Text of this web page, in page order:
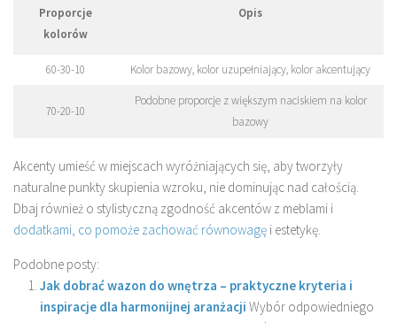
Proporcje
kolorów
Opis
60-30-10 Kolor bazowy, kolor uzupełniający, kolor akcentujący
70-20-10
Podobne proporcje z większym naciskiem na kolor
bazowy
Akcenty umieść w miejscach wyróżniających się, aby tworzyły
naturalne punkty skupienia wzroku, nie dominując nad całością.
Dbaj również o stylistyczną zgodność akcentów z meblami i
dodatkami, co pomoże zachować równowagę i estetykę.
Podobne posty:
Jak dobrać wazon do wnętrza – praktyczne kryteria i
inspiracje dla harmonijnej aranżacji Wybór odpowiedniego